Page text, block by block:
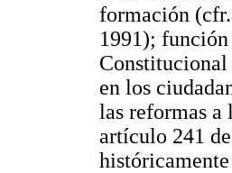
formación
1991); función
en los
las reformas
artículo 241